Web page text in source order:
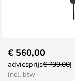
naar
het
€ 560,00
adviesprijs€ 799,00
incl. btw